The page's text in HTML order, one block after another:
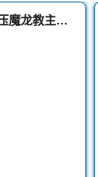
变态sf：实力碾压魔龙教主号称传奇最强BOSS火龙